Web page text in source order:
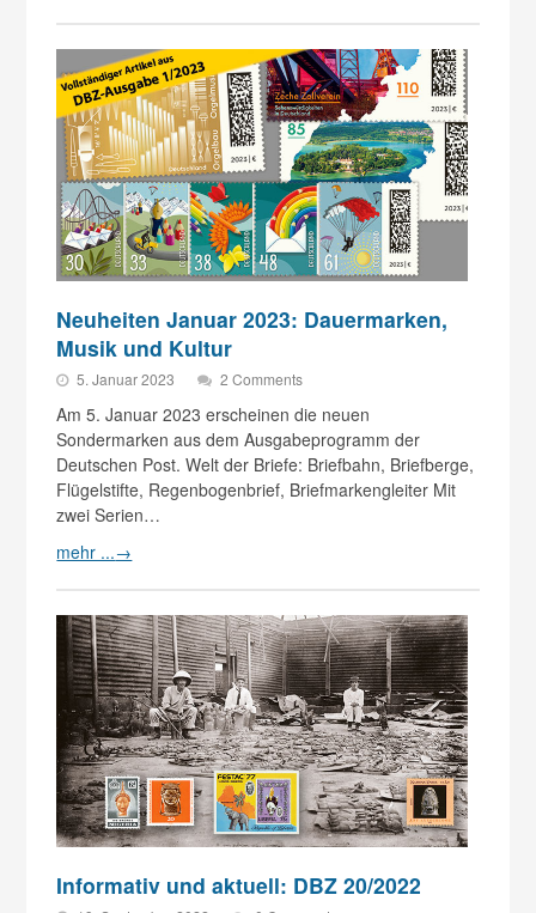
Neuheiten Januar 2023: Dauermarken,
Musik und Kultur
5. Januar 2023 2 Comments
Am 5. Januar 2023 erscheinen die neuen
Sondermarken aus dem Ausgabeprogramm der
Deutschen Post. Welt der Briefe: Briefbahn, Briefberge,
Flügelstifte, Regenbogenbrief, Briefmarkengleiter Mit
zwei Serien…
mehr ...→
Informativ und aktuell: DBZ 20/2022